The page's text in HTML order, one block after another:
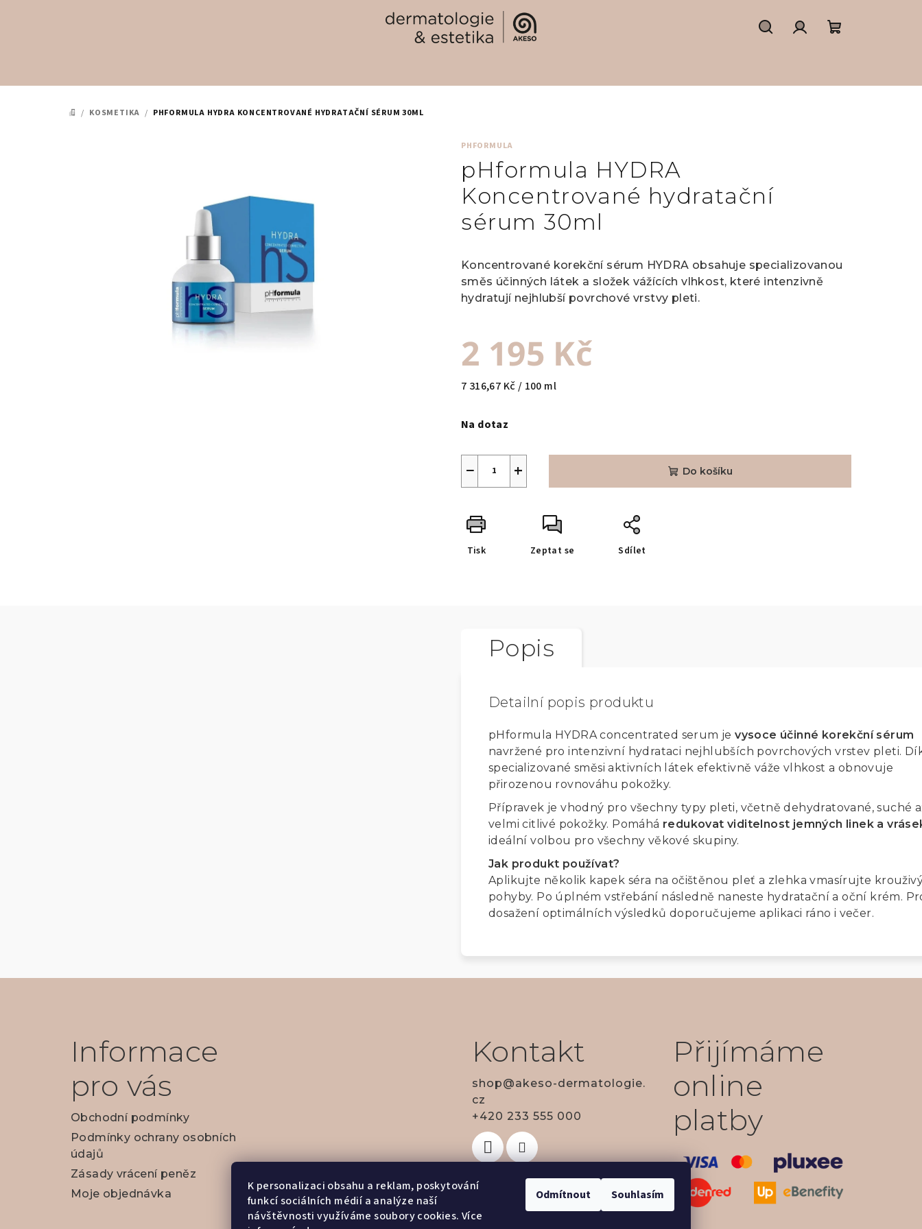
K personalizaci obsahu a reklam, poskytování
funkcí sociálních médií a analýze naší
návštěvnosti využíváme soubory cookies. Více
Odmítnout Souhlasím
košík
DOMŮ
/ KOSMETIKA / PHFORMULA HYDRA KONCENTROVANÉ HYDRATAČNÍ SÉRUM 30ML
PHFORMULA
pHformula HYDRA
Koncentrované hydratační
sérum 30ml
Koncentrované korekční sérum HYDRA obsahuje specializovanou
směs účinných látek a složek vážících vlhkost, které intenzivně
hydratují nejhlubší povrchové vrstvy pleti.
2 195 Kč
Měrná
7 316,67 Kč / 100 ml
Na dotaz
+
− Do košíku
Tisk Zeptat se Sdílet
Popis
Detailní popis produktu
pHformula HYDRA concentrated serum jevysoce účinné korekční sérum
navržené pro intenzivní hydrataci nejhlubších povrchových vrstev pleti.
specializované směsi aktivních látek efektivně váže vlhkost a obnovuje
přirozenou rovnováhu pokožky.
Přípravek je vhodný pro všechny typy pleti, včetně dehydratované, suché
velmi citlivé pokožky. Pomáhá redukovat viditelnost jemných linek a
ideální volbou pro všechny věkové skupiny.
Jak produkt používat?
Aplikujte několik kapek séra na očištěnou pleť a zlehka vmasírujte
pohyby. Po úplném vstřebání následně naneste hydratační a oční krém.
dosažení optimálních výsledků doporučujeme aplikaci ráno i večer.
Informace
pro vás
Obchodní podmínky
Podmínky ochrany osobních
údajů
Zásady vrácení peněz
Moje objednávka
Kontakt
shop@akeso-dermatologie.
cz
+420 233 555 000
Přijímáme
online
platby